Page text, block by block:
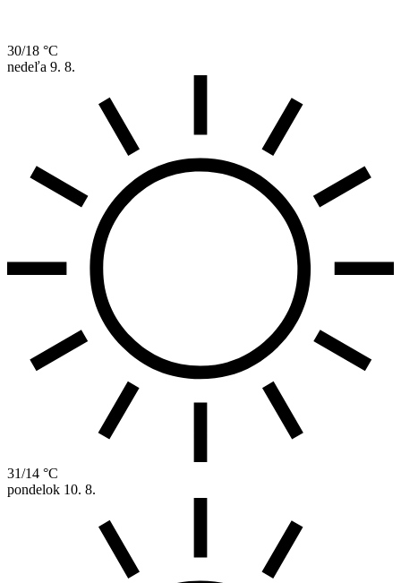
30/18 °C
nedeľa 9. 8.
31/14 °C
pondelok 10. 8.